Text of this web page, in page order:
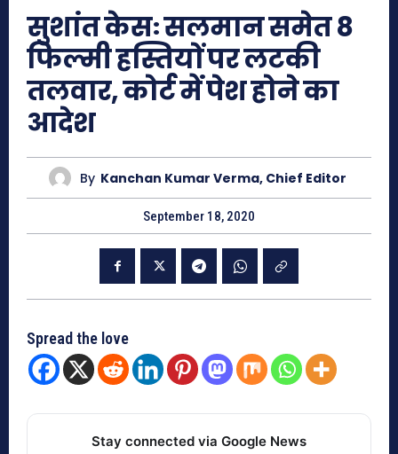
सुशांत केसः सलमान समेत 8
फिल्मी हस्तियों पर लटकी
तलवार, कोर्ट में पेश होने का
आदेश
By Kanchan Kumar Verma, Chief Editor
September 18, 2020
Spread the love
Stay connected via Google News